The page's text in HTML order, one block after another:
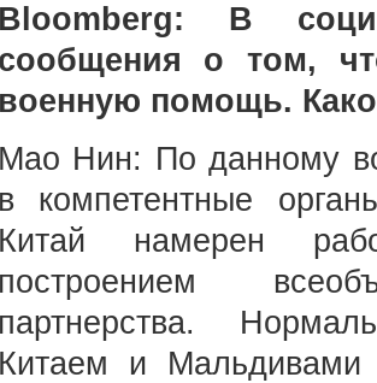
Bloomberg: В
сообщения о том,
военную помощь.
Мао Нин: По данному
в компетентные
Китай намерен
построением
партнерства.
Китаем и Мальдивами